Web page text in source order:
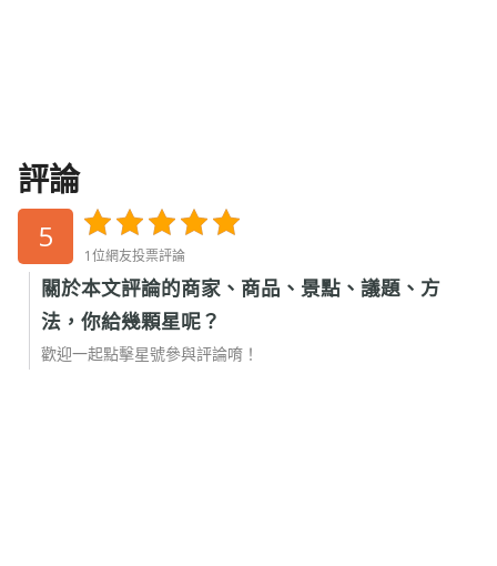
評論
5
1位網友投票評論
關於本文評論的商家、商品、景點、議題、方
法，你給幾顆星呢？
歡迎一起點擊星號參與評論唷！